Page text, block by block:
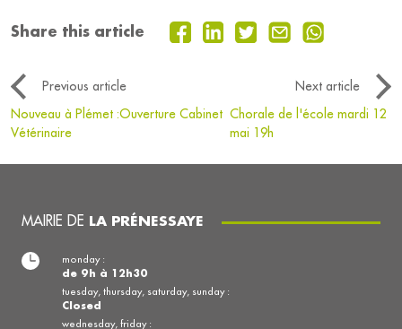
Share this article
Previous article
Next article
Nouveau à Plémet :Ouverture Cabinet
Vétérinaire
Chorale de l'école mardi 12
mai 19h
MAIRIE DE LA PRÉNESSAYE
monday :
de 9h à 12h30
tuesday, thursday, saturday, sunday :
Closed
wednesday, friday :